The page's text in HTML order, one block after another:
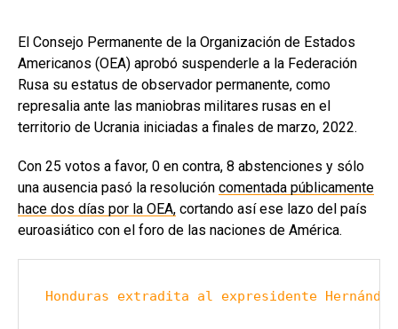
El Consejo Permanente de la Organización de Estados
Americanos (OEA) aprobó suspenderle a la Federación
Rusa su estatus de observador permanente, como
represalia ante las maniobras militares rusas en el
territorio de Ucrania iniciadas a finales de marzo, 2022.
Con 25 votos a favor, 0 en contra, 8 abstenciones y sólo
una ausencia pasó la resolución comentada públicamente
hace dos días por la OEA, cortando así ese lazo del país
euroasiático con el foro de las naciones de América.
Honduras extradita al expresidente